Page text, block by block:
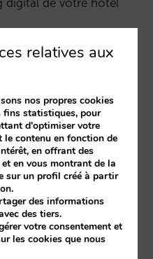
digital de votre hôtel
les assistants d’IA :
»
La clé pour le réparer
relatives aux
nos propres cookies
fins statistiques, pour
d'optimiser votre
contenu en fonction de
en offrant des
en vous montrant de la
sur un profil créé à partir
des informations
des tiers.
votre consentement et
les cookies que nous